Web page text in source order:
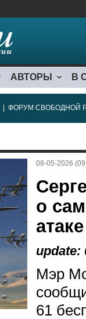
АВТОРЫ В
ФОРУМ СВОБОДНОЙ
08-05-2026
о
update:
Мэр
61